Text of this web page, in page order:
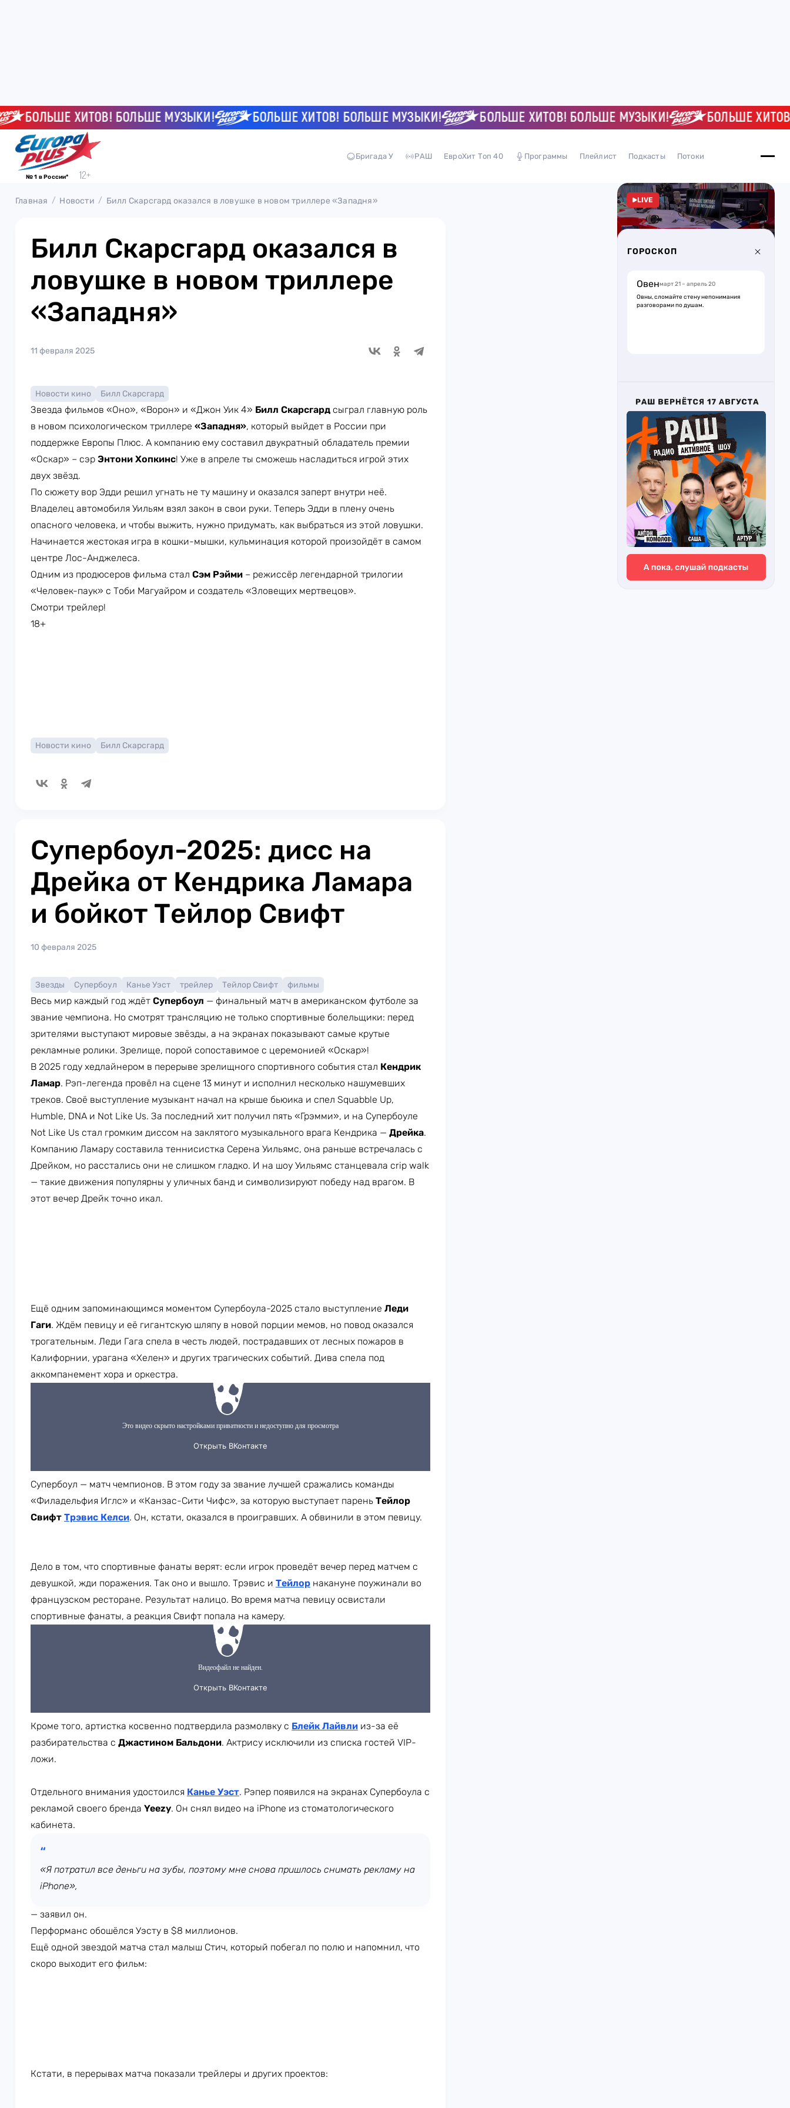
БОЛЬШЕ ХИТОВ! БОЛЬШЕ МУЗЫКИ! БОЛЬШЕ ХИТОВ! БОЛЬШЕ МУЗЫКИ! БОЛЬШЕ ХИТОВ! БОЛЬШЕ МУЗЫКИ! БОЛЬШЕ ХИТОВ!
№ 1 в России*
Бригада У РАШ ЕвроХит Топ 40 Программы Плейлист Подкасты Потоки
Главная Новости Билл Скарсгард оказался в ловушке в новом триллере «Западня»
Билл Скарсгард оказался в
ловушке в новом триллере
«Западня»
11 февраля 2025
Новости кино Билл Скарсгард
Звезда фильмов «Оно», «Ворон» и «Джон Уик 4» Билл Скарсгард сыграл главную роль
в новом психологическом триллере «Западня», который выйдет в России при
поддержке Европы Плюс. А компанию ему составил двукратный обладатель премии
«Оскар» – сэр Энтони Хопкинс! Уже в апреле ты сможешь насладиться игрой этих
двух звёзд.
По сюжету вор Эдди решил угнать не ту машину и оказался заперт внутри неё.
Владелец автомобиля Уильям взял закон в свои руки. Теперь Эдди в плену очень
опасного человека, и чтобы выжить, нужно придумать, как выбраться из этой ловушки.
Начинается жестокая игра в кошки-мышки, кульминация которой произойдёт в самом
центре Лос-Анджелеса.
Одним из продюсеров фильма стал Сэм Рэйми – режиссёр легендарной трилогии
«Человек-паук» с Тоби Магуайром и создатель «Зловещих мертвецов».
Смотри трейлер!
18+
Новости кино Билл Скарсгард
Супербоул-2025: дисс на
Дрейка от Кендрика Ламара
и бойкот Тейлор Свифт
10 февраля 2025
Звезды Супербоул Канье Уэст трейлер Тейлор Свифт фильмы
Весь мир каждый год ждёт Супербоул — финальный матч в американском футболе за
звание чемпиона. Но смотрят трансляцию не только спортивные болельщики: перед
зрителями выступают мировые звёзды, а на экранах показывают самые крутые
рекламные ролики. Зрелище, порой сопоставимое с церемонией «Оскар»!
В 2025 году хедлайнером в перерыве зрелищного спортивного события стал Кендрик
Ламар. Рэп-легенда провёл на сцене 13 минут и исполнил несколько нашумевших
треков. Своё выступление музыкант начал на крыше бьюика и спел Squabble Up,
Humble, DNA и Not Like Us. За последний хит получил пять «Грэмми», и на Супербоуле
Not Like Us стал громким диссом на заклятого музыкального врага Кендрика — Дрейка.
Компанию Ламару составила теннисистка Серена Уильямс, она раньше встречалась с
Дрейком, но расстались они не слишком гладко. И на шоу Уильямс станцевала crip walk
— такие движения популярны у уличных банд и символизируют победу над врагом. В
этот вечер Дрейк точно икал.
Ещё одним запоминающимся моментом Супербоула-2025 стало выступление Леди
Гаги. Ждём певицу и её гигантскую шляпу в новой порции мемов, но повод оказался
трогательным. Леди Гага спела в честь людей, пострадавших от лесных пожаров в
Калифорнии, урагана «Хелен» и других трагических событий. Дива спела под
аккомпанемент хора и оркестра.
Супербоул — матч чемпионов. В этом году за звание лучшей сражались команды
«Филадельфия Иглс» и «Канзас-Сити Чифс», за которую выступает парень Тейлор
Свифт Трэвис Келси. Он, кстати, оказался в проигравших. А обвинили в этом певицу.
Дело в том, что спортивные фанаты верят: если игрок проведёт вечер перед матчем с
девушкой, жди поражения. Так оно и вышло. Трэвис и Тейлор накануне поужинали во
французском ресторане. Результат налицо. Во время матча певицу освистали
спортивные фанаты, а реакция Свифт попала на камеру.
Кроме того, артистка косвенно подтвердила размолвку с Блейк Лайвли из-за её
разбирательства с Джастином Бальдони. Актрису исключили из списка гостей VIP-
ложи.
Отдельного внимания удостоился Канье Уэст. Рэпер появился на экранах Супербоула с
рекламой своего бренда Yeezy. Он снял видео на iPhone из стоматологического
кабинета.
«Я потратил все деньги на зубы, поэтому мне снова пришлось снимать рекламу на
iPhone»,
— заявил он.
Перформанс обошёлся Уэсту в $8 миллионов.
Ещё одной звездой матча стал малыш Стич, который побегал по полю и напомнил, что
скоро выходит его фильм:
Кстати, в перерывах матча показали трейлеры и других проектов:
LIVE
ГОРОСКОП
Овенмарт 21 – апрель 20
Овны, сломайте стену непонимания
разговорами по душам.